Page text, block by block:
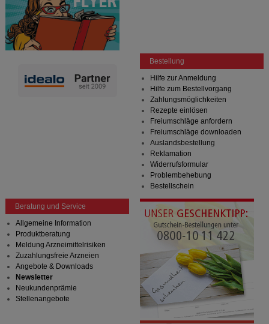
Bestellung
Hilfe zur Anmeldung
Hilfe zum Bestellvorgang
Zahlungsmöglichkeiten
Rezepte einlösen
Freiumschläge anfordern
Freiumschläge downloaden
Auslandsbestellung
Reklamation
Widerrufsformular
Problembehebung
Bestellschein
Beratung und Service
Allgemeine Information
Produktberatung
Meldung Arzneimittelrisiken
Zuzahlungsfreie Arzneien
Angebote & Downloads
Newsletter
Neukundenprämie
Stellenangebote